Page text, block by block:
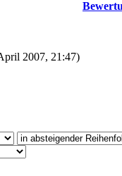
2007, 21:47)